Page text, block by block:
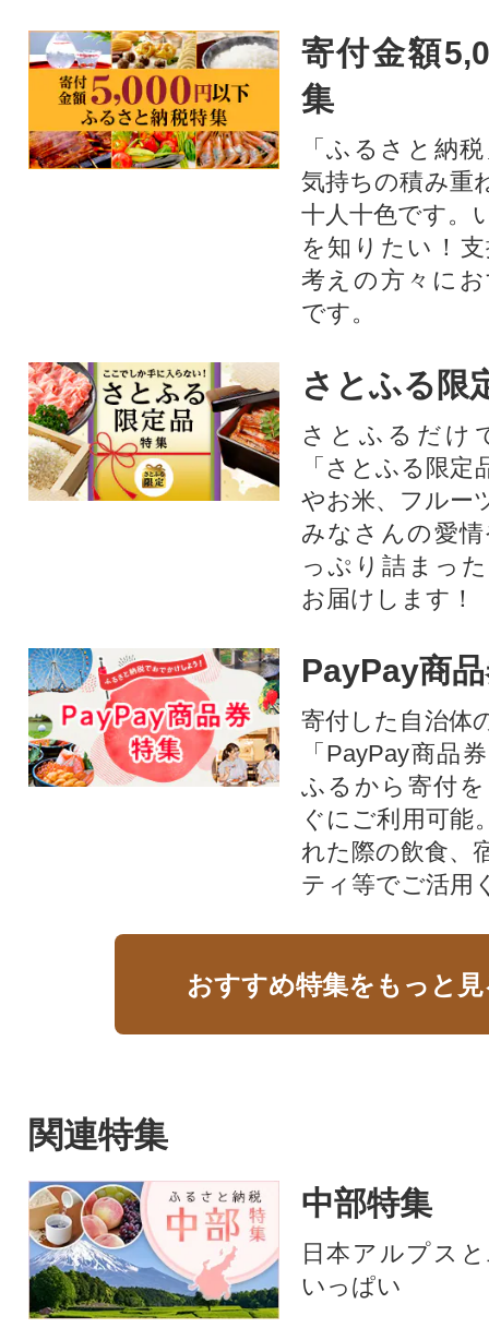
寄付金額
集
「ふるさと納
気持ちの積み重
十人十色です。
を知りたい！
考えの方々に
です。
さとふる限
さとふるだけ
「さとふる限
やお米、フルー
みなさんの愛
っぷり詰まっ
お届けします！
PayPay商
寄付した自治体
「PayPay商品
ふるから寄付
ぐにご利用可能
れた際の飲食、
ティ等でご活用
おすすめ特集をもっと
関連特集
中部特集
日本アルプス
いっぱい